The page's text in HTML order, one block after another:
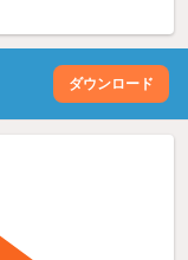
ダウンロード